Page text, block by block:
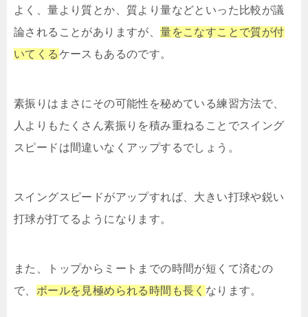
よく、量より質とか、質より量などといった比較が議
論されることがありますが、量をこなすことで質が付
いてくるケースもあるのです。
素振りはまさにその可能性を秘めている練習方法で、
人よりもたくさん素振りを積み重ねることでスイング
スピードは間違いなくアップするでしょう。
スイングスピードがアップすれば、大きい打球や鋭い
打球が打てるようになります。
また、トップからミートまでの時間が短くて済むの
で、 ボールを見極められる時間も長く なります。